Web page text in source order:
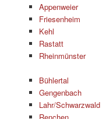
Appenweier
Friesenheim
Kehl
Rastatt
Rheinmünster
Bühlertal
Gengenbach
Lahr/Schwarzwald